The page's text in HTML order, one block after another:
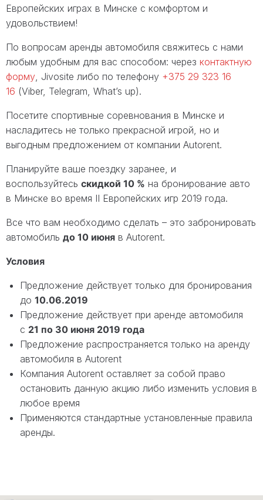
Европейских играх в Минске с комфортом и
удовольствием!
По вопросам аренды автомобиля свяжитесь с нами
любым удобным для вас способом: через контактную
форму , Jivosite либо по телефону +375 29 323 16
16 (Viber, Telegram, What’s up).
Посетите спортивные соревнования в Минске и
насладитесь не только прекрасной игрой, но и
выгодным предложением от компании Autorent.
Планируйте вашe поездку заранее, и
воспользуйтесь скидкой 10 % на бронирование авто
в Минске во время II Европейских игр 2019 года.
Все что вам необходимо сделать – это забронировать
автомобиль до 10 июня в Autorent.
Условия
Предложение действует только для бронирования
до 10.06.2019
Предложение действует при аренде автомобиля
с 21 по 30 июня 2019 года
Предложение распространяется только на аренду
автомобиля в Autorent
Компания Autorent оставляет за собой право
остановить данную акцию либо изменить условия в
любое время
Применяются стандартные установленные правила
аренды.